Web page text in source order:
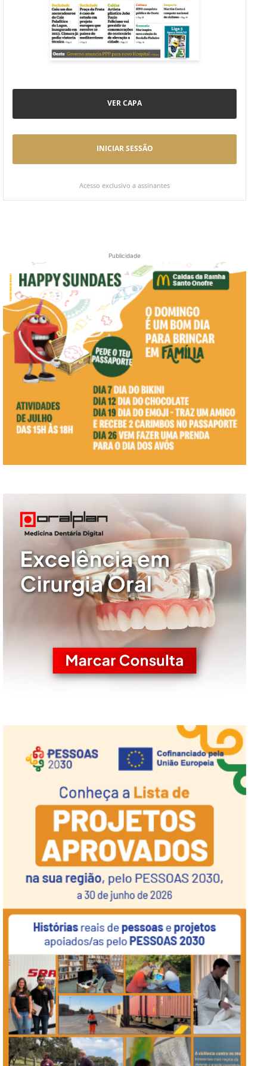
VER CAPA
INICIAR SESSÃO
Acesso exclusivo a assinantes
Publicidade